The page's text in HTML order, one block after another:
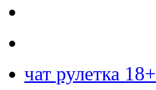
чат рулетка 18+